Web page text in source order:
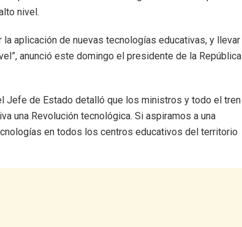
nivel.
aplicación de nuevas tecnologías educativas, y llevar
anunció este domingo el presidente de la República
Jefe de Estado detalló que los ministros y todo el tren
una Revolución tecnológica. Si aspiramos a una
en todos los centros educativos del territorio